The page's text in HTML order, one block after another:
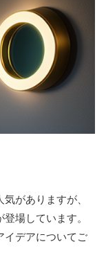
がありますが、
場しています。
イデアについてご